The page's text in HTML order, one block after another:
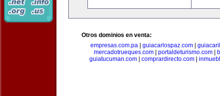
Otros dominios en venta:
empresas.com.pa| guiacarlospaz.com|
mercadotrueques.com| portaldeturismo.com|
guiatucuman.com
comprardirecto.com